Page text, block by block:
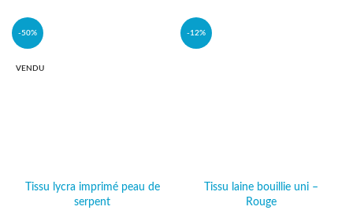
-50%
VENDU
Tissu lycra imprimé peau de
serpent
-12%
Tissu laine bouillie uni –
Rouge